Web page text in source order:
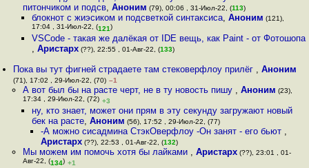
питончиком и подсв, Аноним (79), 00:06 , 31-Июл-22, (113)
блокнот с жиэсиком и подсветкой синтаксиса, Аноним (121),
17:04 , 31-Июл-22, (121)
VSCode - такая же далёкая от IDE вещь, как Paint - от Фотошопа
, Аристарх(??), 22:55 , 01-Авг-22, (133)
Пока вы тут фигней страдаете там стековерфлоу прилёг ,Аноним
(71), 17:02 , 29-Июл-22, (70) –1
А вот был бы на расте черт, не в ту новость пишу , Аноним (23),
17:34 , 29-Июл-22, (72) +3
ну, кто знает, может они прям в эту секунду загружают новый
бек на расте, Аноним (56), 17:52 , 29-Июл-22, (77)
-А можно сисадмина СтэкОверфлоу -Он занят - его бьют ,
Аристарх (??), 22:53 , 01-Авг-22, (132)
Мы можем им помочь хотя бы лайками , Аристарх(??), 23:01 , 01-
Авг-22, (134) +1